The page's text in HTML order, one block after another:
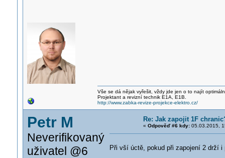
Vše se dá nějak vyřešit, vždy jde jen o to najít
Projektant a revizní technik E1A, E1B.
http://www.zabka-revize-projekce-elektro.cz/
Petr M
Neverifikovaný
uživatel @6
Re: Jak zapojit 1F
« Odpověď #6 kdy:05.03.2015,
Při vší úctě, pokud při zapojení 2 drží